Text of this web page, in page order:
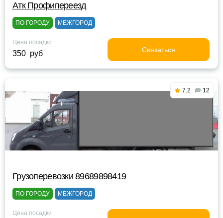
Атк Профипереезд
ПО ГОРОДУ МЕЖГОРОД
Цена посадки
350 руб Связаться
7.2 12
Грузоперевозки 89689898419
ПО ГОРОДУ МЕЖГОРОД
Цена посадки